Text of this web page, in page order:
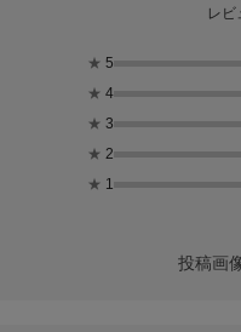
レビ
★ 5
★ 4
★ 3
★ 2
★ 1
投稿画